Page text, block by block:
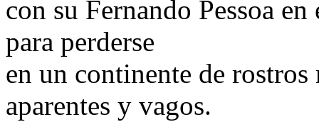
con su Fernando Pessoa
para perderse
en un continente de rostros
aparentes y vagos.